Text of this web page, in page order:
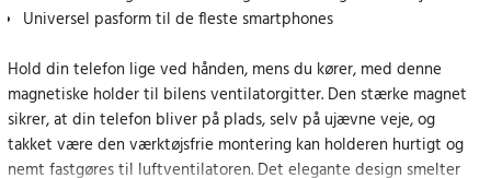
Universel pasform til de fleste smartphones
Hold din telefon lige ved hånden, mens du kører, med denne
magnetiske holder til bilens ventilatorgitter. Den stærke magnet
sikrer, at din telefon bliver på plads, selv på ujævne veje, og
takket være den værktøjsfrie montering kan holderen hurtigt og
nemt fastgøres til luftventilatoren. Det elegante design smelter